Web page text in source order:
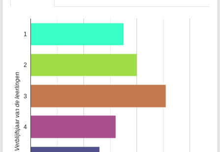
1
2
3
4
Verblijfsjaar van de leerlingen